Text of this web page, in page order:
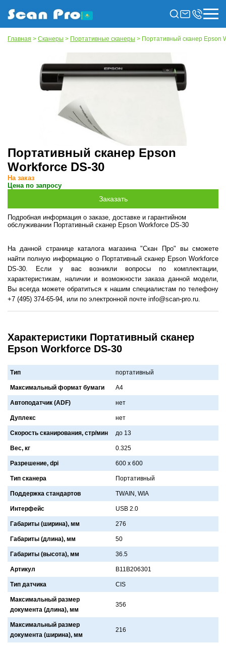
Главная > Сканеры > Портативные сканеры > Портативный сканер Epson
Портативный сканер Epson
Workforce DS-30
На заказ
Цена по запросу
Подробная информация о заказе, доставке и гарантийном
обслуживании Портативный сканер Epson Workforce DS-30
На данной странице каталога магазина "Скан Про" вы сможете
найти полную информацию о Портативный сканер Epson Workforce
DS-30. Если у вас возникли вопросы по комплектации,
характеристикам, наличии и возможности заказа данной модели,
Вы всегда можете обратиться к нашим специалистам по телефону
+7 (495) 374-65-94, или по электронной почте info@scan-pro.ru.
Характеристики Портативный сканер
Epson Workforce DS-30
Тип портативный
Максимальный формат бумаги A4
Автоподатчик (ADF) нет
Дуплекс нет
Скорость сканирования, стр/мин до 13
Вес, кг 0.325
Разрешение, dpi 600 x 600
Тип сканера Портaтивный
Поддержка стандартов TWAIN, WIA
Интерфейс USB 2.0
Габариты (ширина), мм 276
Габариты (длина), мм 50
Габариты (высота), мм 36.5
Артикул B11B206301
Тип датчика CIS
Максимальный размер
документа (длина), мм
356
Максимальный размер
документа (ширина), мм
216